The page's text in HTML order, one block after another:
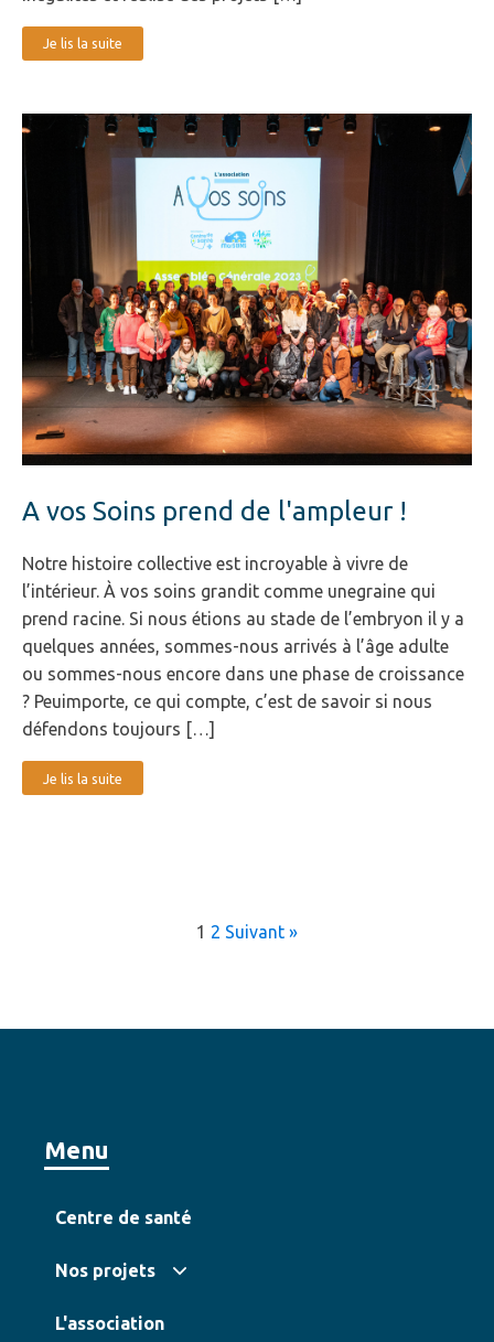
Je lis la suite
A vos Soins prend de l'ampleur !
Notre histoire collective est incroyable à vivre de
l’intérieur. À vos soins grandit comme unegraine qui
prend racine. Si nous étions au stade de l’embryon il y a
quelques années, sommes-nous arrivés à l’âge adulte
ou sommes-nous encore dans une phase de croissance
? Peuimporte, ce qui compte, c’est de savoir si nous
défendons toujours […]
Je lis la suite
1 2 Suivant »
Menu
Centre de santé
Nos projets
L'association